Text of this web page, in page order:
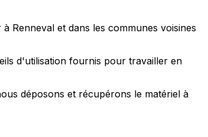
Renneval et dans les communes voisines
d'utilisation fournis pour travailler en
déposons et récupérons le matériel à